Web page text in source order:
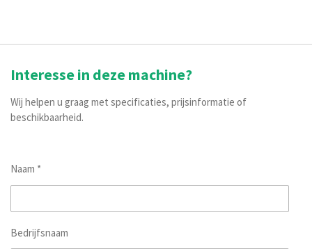
Interesse in deze machine?
Wij helpen u graag met specificaties, prijsinformatie of
beschikbaarheid.
Naam *
Bedrijfsnaam